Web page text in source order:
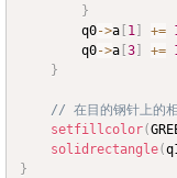
}
		q0
->a 1 +=
		q0
->a 3 +=
}
// 在目的钢针上的
setfillcolor(
solidrectangle(
}